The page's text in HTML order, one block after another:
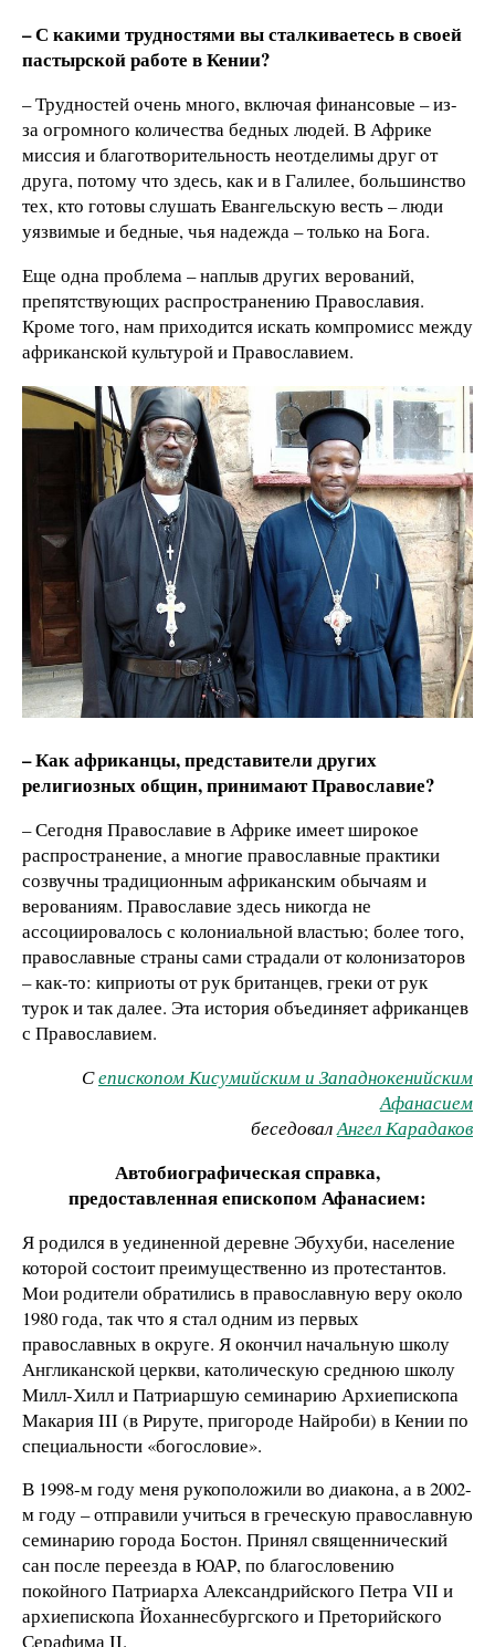
– С какими трудностями вы сталкиваетесь в своей
пастырской работе в Кении?
– Трудностей очень много, включая финансовые – из-
за огромного количества бедных людей. В Африке
миссия и благотворительность неотделимы друг от
друга, потому что здесь, как и в Галилее, большинство
тех, кто готовы слушать Евангельскую весть – люди
уязвимые и бедные, чья надежда – только на Бога.
Еще одна проблема – наплыв других верований,
препятствующих распространению Православия.
Кроме того, нам приходится искать компромисс между
африканской культурой и Православием.
– Как африканцы, представители других
религиозных общин, принимают Православие?
– Сегодня Православие в Африке имеет широкое
распространение, а многие православные практики
созвучны традиционным африканским обычаям и
верованиям. Православие здесь никогда не
ассоциировалось с колониальной властью; более того,
православные страны сами страдали от колонизаторов
– как-то: киприоты от рук британцев, греки от рук
турок и так далее. Эта история объединяет африканцев
с Православием.
Сепископом Кисумийским и Западнокенийским
Афанасием
беседовалАнгел Карадаков
Автобиографическая справка,
предоставленная епископом Афанасием:
Я родился в уединенной деревне Эбухуби, население
которой состоит преимущественно из протестантов.
Мои родители обратились в православную веру около
1980 года, так что я стал одним из первых
православных в округе. Я окончил начальную школу
Англиканской церкви, католическую среднюю школу
Милл-Хилл и Патриаршую семинарию Архиепископа
Макария III (в Рируте, пригороде Найроби) в Кении по
специальности «богословие».
В 1998-м году меня рукоположили во диакона, а в 2002-
м году – отправили учиться в греческую православную
семинарию города Бостон. Принял священнический
сан после переезда в ЮАР, по благословению
покойного Патриарха Александрийского Петра VII и
архиепископа Йоханнесбургского и Преторийского
Серафима II.